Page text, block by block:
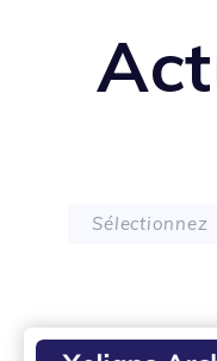
Sélectionnez